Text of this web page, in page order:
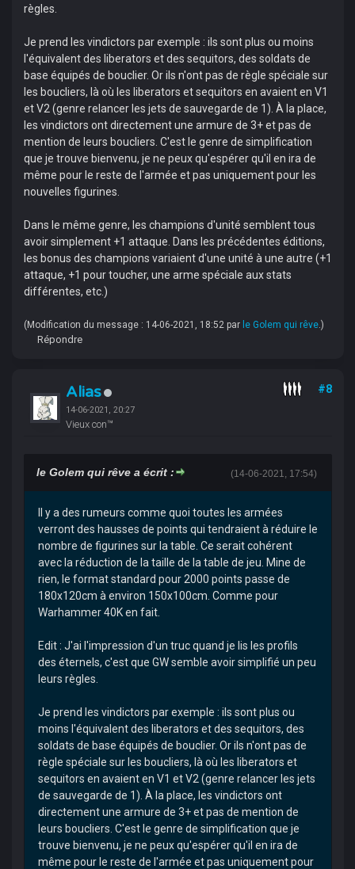
règles.
Je prend les vindictors par exemple : ils sont plus ou moins
l'équivalent des liberators et des sequitors, des soldats de
base équipés de bouclier. Or ils n'ont pas de règle spéciale sur
les boucliers, là où les liberators et sequitors en avaient en V1
et V2 (genre relancer les jets de sauvegarde de 1). À la place,
les vindictors ont directement une armure de 3+ et pas de
mention de leurs boucliers. C'est le genre de simplification
que je trouve bienvenu, je ne peux qu'espérer qu'il en ira de
même pour le reste de l'armée et pas uniquement pour les
nouvelles figurines.
Dans le même genre, les champions d'unité semblent tous
avoir simplement +1 attaque. Dans les précédentes éditions,
les bonus des champions variaient d'une unité à une autre (+1
attaque, +1 pour toucher, une arme spéciale aux stats
différentes, etc.)
(Modification du message : 14-06-2021, 18:52 par le Golem qui rêve.)
Répondre
Alias
14-06-2021, 20:27
Vieux con™
#8
(14-06-2021, 17:54)
le Golem qui rêve a écrit :
Il y a des rumeurs comme quoi toutes les armées
verront des hausses de points qui tendraient à réduire le
nombre de figurines sur la table. Ce serait cohérent
avec la réduction de la taille de la table de jeu. Mine de
rien, le format standard pour 2000 points passe de
180x120cm à environ 150x100cm. Comme pour
Warhammer 40K en fait.
Edit : J'ai l'impression d'un truc quand je lis les profils
des éternels, c'est que GW semble avoir simplifié un peu
leurs règles.
Je prend les vindictors par exemple : ils sont plus ou
moins l'équivalent des liberators et des sequitors, des
soldats de base équipés de bouclier. Or ils n'ont pas de
règle spéciale sur les boucliers, là où les liberators et
sequitors en avaient en V1 et V2 (genre relancer les jets
de sauvegarde de 1). À la place, les vindictors ont
directement une armure de 3+ et pas de mention de
leurs boucliers. C'est le genre de simplification que je
trouve bienvenu, je ne peux qu'espérer qu'il en ira de
même pour le reste de l'armée et pas uniquement pour